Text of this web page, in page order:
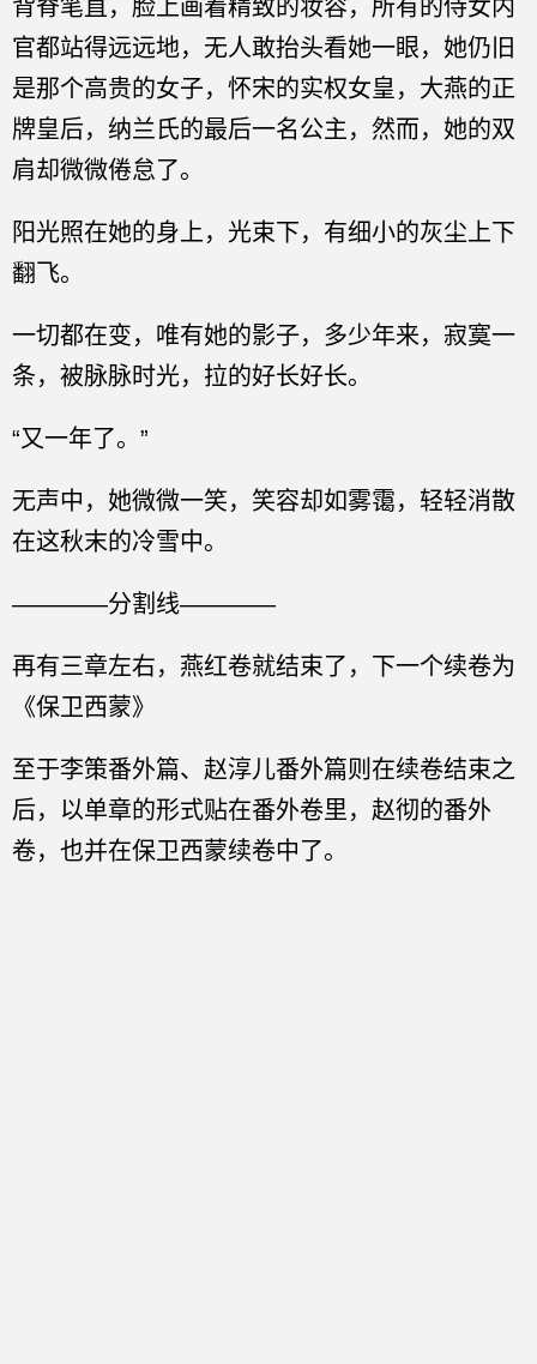
背脊笔直，脸上画着精致的妆容，所有的侍女内
官都站得远远地，无人敢抬头看她一眼，她仍旧
是那个高贵的女子，怀宋的实权女皇，大燕的正
牌皇后，纳兰氏的最后一名公主，然而，她的双
肩却微微倦怠了。
阳光照在她的身上，光束下，有细小的灰尘上下
翻飞。
一切都在变，唯有她的影子，多少年来，寂寞一
条，被脉脉时光，拉的好长好长。
“又一年了。”
无声中，她微微一笑，笑容却如雾霭，轻轻消散
在这秋末的冷雪中。
————分割线————
再有三章左右，燕红卷就结束了，下一个续卷为
《保卫西蒙》
至于李策番外篇、赵淳儿番外篇则在续卷结束之
后，以单章的形式贴在番外卷里，赵彻的番外
卷，也并在保卫西蒙续卷中了。